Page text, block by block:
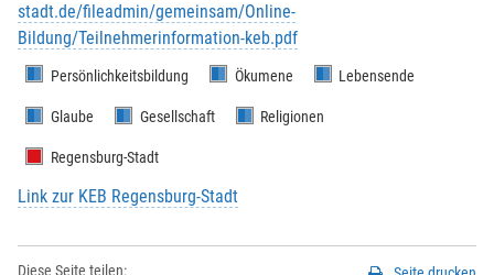
Vorname *:
Nachname*:
stadt.de/fileadmin/gemeinsam/Online-
Bildung/Teilnehmerinformation-keb.pdf
Persönlichkeitsbildung Ökumene Lebensende
Glaube Gesellschaft Religionen
Regensburg-Stadt
Link zur KEB Regensburg-Stadt